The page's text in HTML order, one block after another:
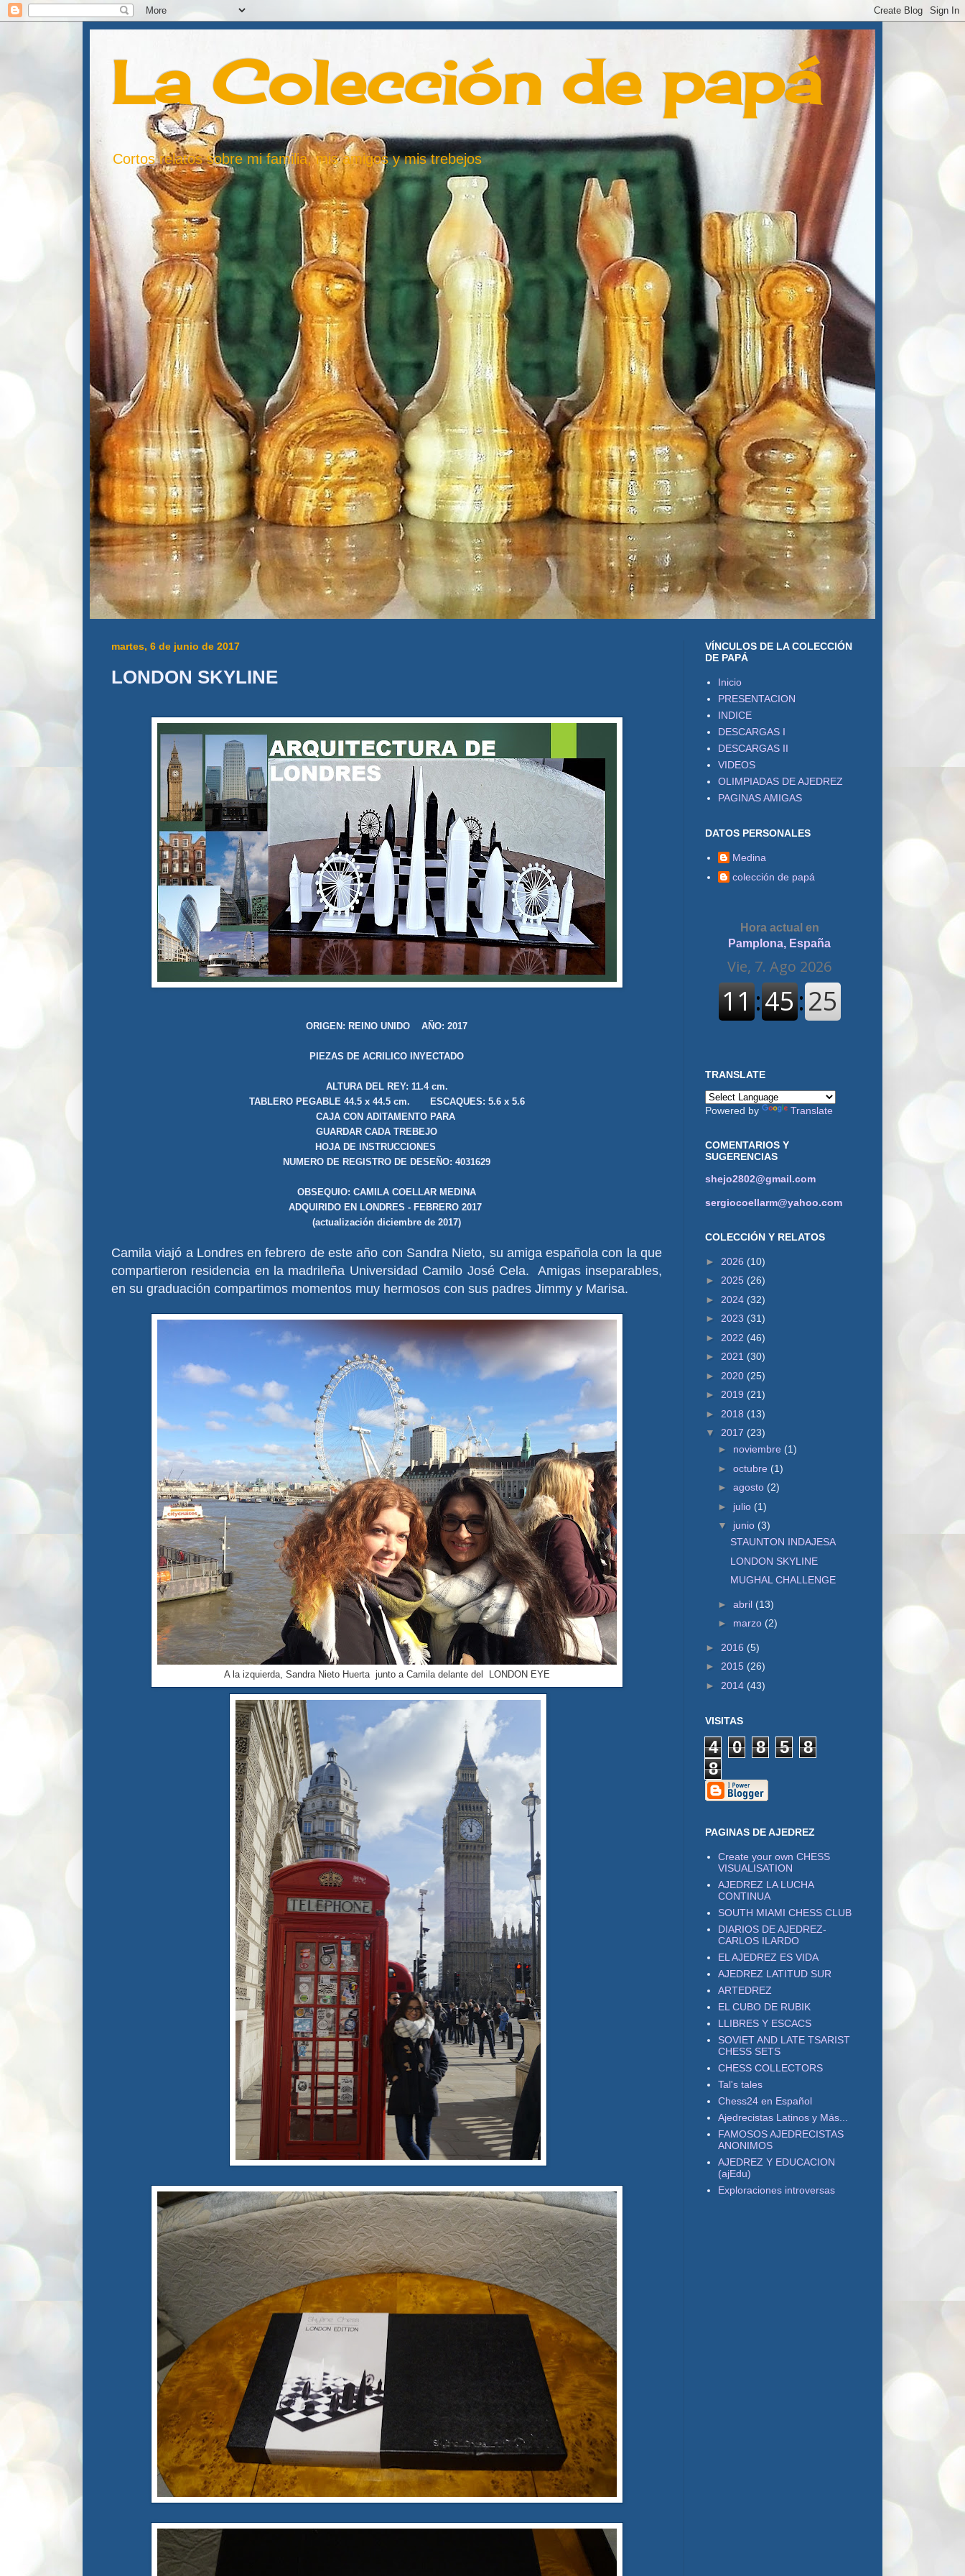
La Colección de papá
Cortos relatos sobre mi familia, mis amigos y mis trebejos
martes, 6 de junio de 2017
LONDON SKYLINE
ORIGEN: REINO UNIDO AÑO: 2017
PIEZAS DE ACRILICO INYECTADO
ALTURA DEL REY: 11.4 cm.
TABLERO PEGABLE 44.5 x 44.5 cm. ESCAQUES: 5.6 x 5.6
CAJA CON ADITAMENTO PARA
GUARDAR CADA TREBEJO
HOJA DE INSTRUCCIONES
NUMERO DE REGISTRO DE DESEÑO: 4031629
OBSEQUIO: CAMILA COELLAR MEDINA
ADQUIRIDO EN LONDRES - FEBRERO 2017
(actualización diciembre de 2017)
Camila viajó a Londres en febrero de este año con Sandra Nieto, su amiga española con la que
compartieron residencia en la madrileña Universidad Camilo José Cela. Amigas inseparables,
en su graduación compartimos momentos muy hermosos con sus padres Jimmy y Marisa.
A la izquierda, Sandra Nieto Huerta junto a Camila delante del LONDON EYE
VÍNCULOS DE LA COLECCIÓN
DE PAPÁ
Inicio
PRESENTACION
INDICE
DESCARGAS I
DESCARGAS II
VIDEOS
OLIMPIADAS DE AJEDREZ
PAGINAS AMIGAS
DATOS PERSONALES
Medina
colección de papá
Hora actual en
Pamplona, España
TRANSLATE
Powered by Translate
COMENTARIOS Y
SUGERENCIAS
shejo2802@gmail.com
sergiocoellarm@yahoo.com
COLECCIÓN Y RELATOS
► 2026 (10)
► 2025 (26)
► 2024 (32)
► 2023 (31)
► 2022 (46)
► 2021 (30)
► 2020 (25)
► 2019 (21)
► 2018 (13)
▼ 2017 (23)
► noviembre (1)
► octubre (1)
► agosto (2)
► julio (1)
▼ junio (3)
STAUNTON INDAJESA
LONDON SKYLINE
MUGHAL CHALLENGE
► abril (13)
► marzo (2)
► 2016 (5)
► 2015 (26)
► 2014 (43)
VISITAS
4 0 8 5
8
8
PAGINAS DE AJEDREZ
Create your own CHESS
VISUALISATION
AJEDREZ LA LUCHA
CONTINUA
SOUTH MIAMI CHESS CLUB
DIARIOS DE AJEDREZ-
CARLOS ILARDO
EL AJEDREZ ES VIDA
AJEDREZ LATITUD SUR
ARTEDREZ
EL CUBO DE RUBIK
LLIBRES Y ESCACS
SOVIET AND LATE TSARIST
CHESS SETS
CHESS COLLECTORS
Tal's tales
Chess24 en Español
Ajedrecistas Latinos y Más...
FAMOSOS AJEDRECISTAS
ANONIMOS
AJEDREZ Y EDUCACION
(ajEdu)
Exploraciones introversas